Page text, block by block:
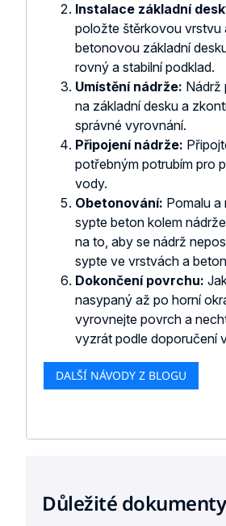
Instalace základní
položte štěrkovou vrstvu
betonovou základní
rovný a stabilní podklad.
Umístění nádrže: Nádrž
na základní desku a
správné vyrovnání.
Připojení nádrže:
potřebným potrubím pro
vody.
Obetonování: Pomalu a
sypte beton kolem
na to, aby se nádrž
sypte ve vrstvách a
Dokončení povrchu:
nasypaný až po horní
vyrovnejte povrch a
vyzrát podle doporučení
DALŠÍ NÁVODY Z BLOGU
Důležité dokumenty